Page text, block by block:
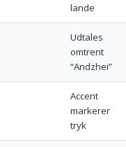
lande
Udtales
omtrent
“Andzhei”
Accent
markerer
tryk